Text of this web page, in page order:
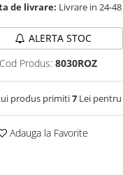
de livrare: Livrare in 24-
ALERTA STOC
Cod Produs: 8030ROZ
produs primiti7 Lei
Adauga la Favorite